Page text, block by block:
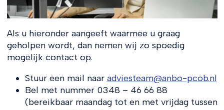
Als u hieronder aangeeft waarmee u graag
geholpen wordt, dan nemen wij zo spoedig
mogelijk contact op.
Stuur een mail naar adviesteam@anbo-pcob.nl
Bel met nummer 0348 – 46 66 88
(bereikbaar maandag tot en met vrijdag tussen